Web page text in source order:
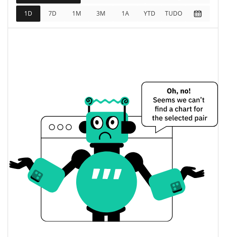
Totalmente diluído
Limite de mercado
$68,390
0.60%
$0.000068288182
Abertura / Fecho de
$0.000067674794 /
$0.000068288182
A mudança de ontem
Volume de ontem $483.24445
Histórico do preço do r/snoofi
1D 7D 1M 3M 1A YTD TUDO